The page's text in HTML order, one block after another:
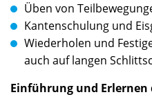
Üben von
Kantenschulung und
Wiederholen und
auch auf langen
Einführung und Erlernen